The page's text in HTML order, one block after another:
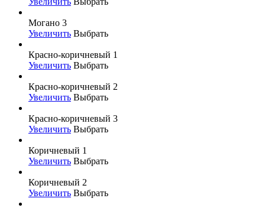
Могано 3
Увеличить Выбрать
Красно-коричневый 1
Увеличить Выбрать
Красно-коричневый 2
Увеличить Выбрать
Красно-коричневый 3
Увеличить Выбрать
Коричневый 1
Увеличить Выбрать
Коричневый 2
Увеличить Выбрать